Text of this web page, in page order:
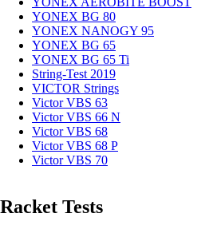
YONEX BG 80
YONEX NANOGY 95
YONEX BG 65
YONEX BG 65 Ti
String-Test 2019
VICTOR Strings
Victor VBS 63
Victor VBS 66 N
Victor VBS 68
Victor VBS 68 P
Victor VBS 70
Racket Tests